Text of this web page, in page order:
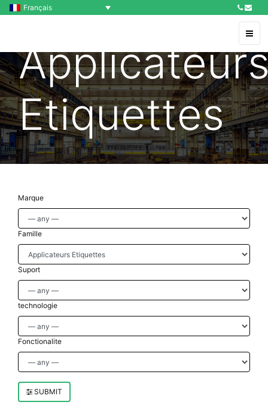
Français
Etiquettes
Marque
Famille
Suport
technologie
Fonctionalite
SUBMIT